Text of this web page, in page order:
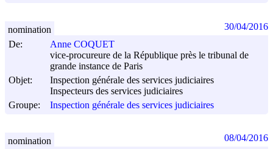
De:
Anne COQUET
vice-procureure de la République près le tribunal de
grande instance de Paris
Objet:
Inspection générale des services judiciaires
Inspecteurs des services judiciaires
Groupe:
Inspection générale des services judiciaires
nomination 30/04/2016
nomination 08/04/2016